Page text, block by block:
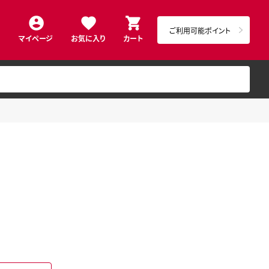
マイページ お気に入り カート
ご利用可能ポイント